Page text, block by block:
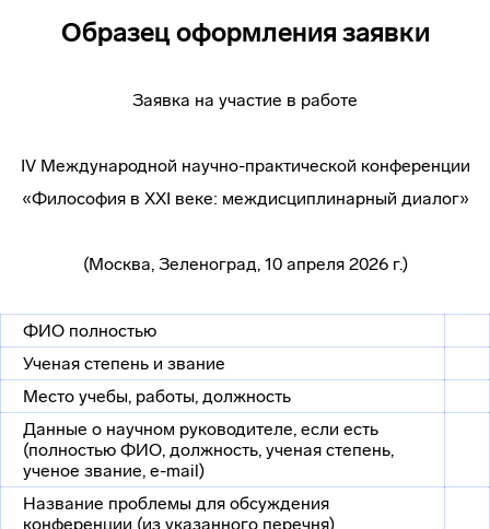
Образец оформления заявки
Заявка на участие в работе
IV Международной научно-практической конференции
«Философия в XXI веке: междисциплинарный диалог»
(Москва, Зеленоград, 10 апреля 2026 г.)
ФИО полностью
Ученая степень и звание
Место учебы, работы, должность
Данные о научном руководителе, если есть
(полностью ФИО, должность, ученая степень,
ученое звание, e-mail)
Название проблемы для обсуждения
конференции (из указанного перечня)